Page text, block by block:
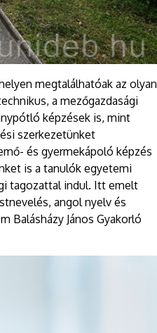
megtalálhatóak az olyan
a mezőgazdasági
képzések is, mint
szerkezetünket
és gyermekápoló képzés
is a tanulók egyetemi
tagozattal indul. Itt emelt
angol nyelv és
Balásházy János Gyakorló